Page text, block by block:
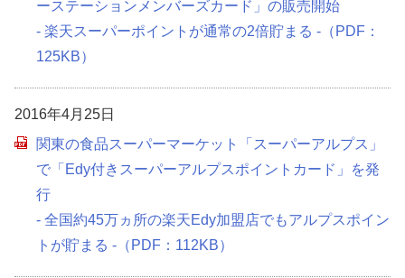
ーステーションメンバーズカード」の販売開始
- 楽天スーパーポイントが通常の2倍貯まる -（PDF：
125KB）
2016年4月25日
関東の食品スーパーマーケット「スーパーアルプス」
で「Edy付きスーパーアルプスポイントカード」を発
行
- 全国約45万ヵ所の楽天Edy加盟店でもアルプスポイン
トが貯まる -（PDF：112KB）